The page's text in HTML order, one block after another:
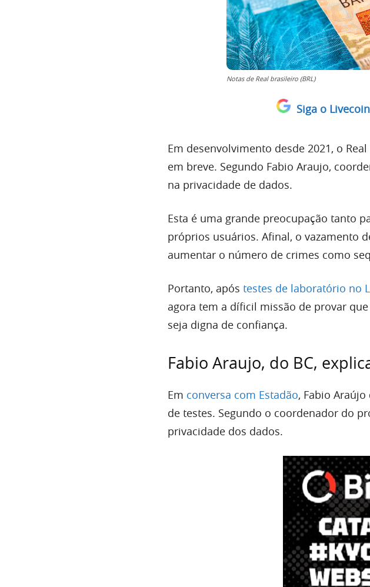
Notas de Real brasileiro (BRL)
Siga o
Em desenvolvimento desde 2021, o
em breve. Segundo Fabio Araujo,
na privacidade de dados.
Esta é uma grande preocupação tanto
próprios usuários. Afinal, o vazamento
aumentar o número de crimes como
Portanto, após testes de laboratório no
agora tem a díficil missão de provar
seja digna de confiança.
Fabio Araujo, do BC,
Em conversa com Estadão, Fabio
de testes. Segundo o coordenador do
privacidade dos dados.